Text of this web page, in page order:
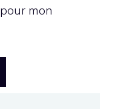
mon